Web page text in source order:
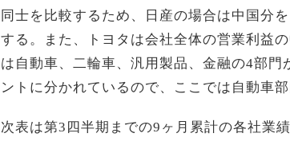
同士を比較するため、日産の場合は中国分
する。また、トヨタは会社全体の営業利益
は自動車、二輪車、汎用製品、金融の4部
ントに分かれているので、ここでは自動車
次表は第3四半期までの9ヶ月累計の各社業